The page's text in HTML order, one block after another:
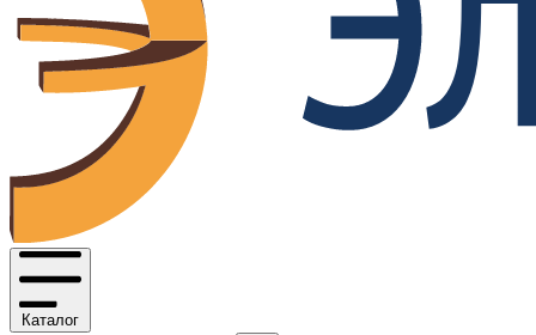
Каталог